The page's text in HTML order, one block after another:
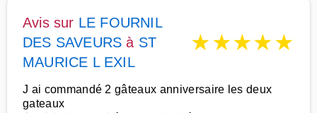
Avis sur LE FOURNIL
DES SAVEURS à ST
MAURICE L EXIL
★★★★★
J ai commandé 2 gâteaux anniversaire les deux
gateaux